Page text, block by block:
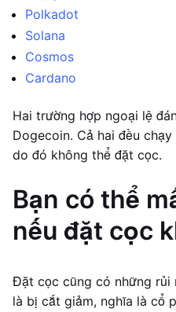
Polkadot
Solana
Cosmos
Cardano
Hai trường hợp ngoại lệ
Dogecoin. Cả hai đều chạy
do đó không thể đặt cọc.
Bạn có thể
nếu đặt cọc
Đặt cọc cũng có những rủi
là bị cắt giảm, nghĩa là cổ